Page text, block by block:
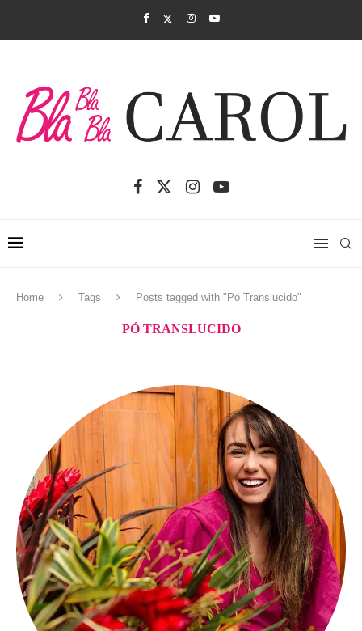
Home Tags Posts tagged with "Pó Translucido"
PÓ TRANSLUCIDO